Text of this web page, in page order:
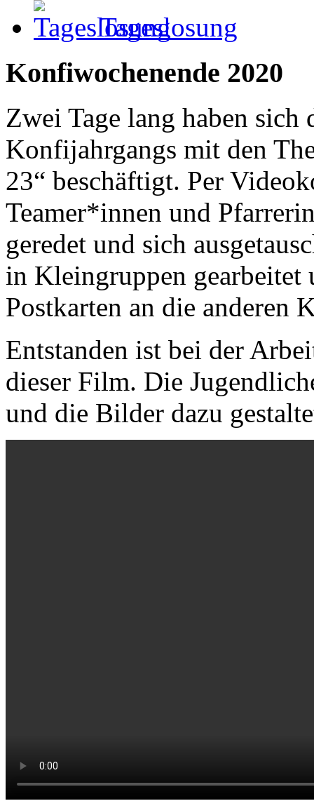
Tageslosung
Konfiwochenende 2020
Zwei Tage lang haben
Konfijahrgangs mit den
23“ beschäftigt. Per
Teamer*innen und
geredet und sich
in Kleingruppen gearbeitet
Postkarten an die anderen
Entstanden ist bei der
dieser Film. Die
und die Bilder dazu